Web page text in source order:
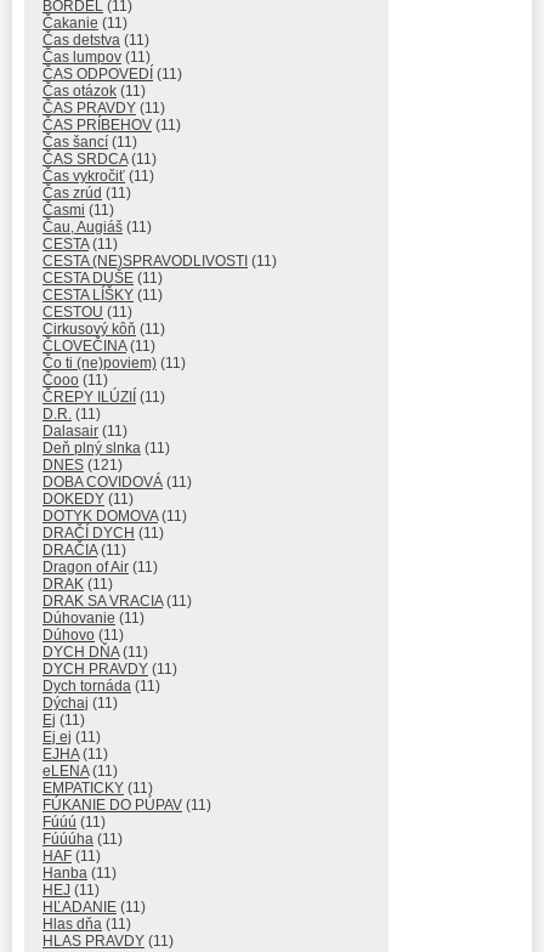
BORDEL (11)
Čakanie (11)
Čas detstva (11)
Čas lumpov (11)
ČAS ODPOVEDÍ (11)
Čas otázok (11)
ČAS PRAVDY (11)
ČAS PRÍBEHOV (11)
Čas šancí (11)
ČAS SRDCA(11)
Čas vykročiť (11)
Čas zrúd (11)
Časmi (11)
Čau, Augiáš (11)
CESTA(11)
CESTA (NE)SPRAVODLIVOSTI (11)
CESTA DUŠE (11)
CESTA LÍŠKY (11)
CESTOU (11)
Cirkusový kôň (11)
ČLOVEČINA(11)
Čo ti (ne)poviem) (11)
Čooo (11)
ČREPY ILÚZIÍ
(11)
D.R. (11)
Dalasair (11)
Deň plný slnka (11)
DNES (121)
DOBA COVIDOVÁ (11)
DOKEDY (11)
DOTYK DOMOVA(11)
DRAČÍ DYCH (11)
DRAČIA(11)
Dragon of Air (11)
DRAK (11)
DRAK SA VRACIA(11)
Dúhovanie (11)
Dúhovo (11)
DYCH DŇA(11)
DYCH PRAVDY (11)
Dych tornáda (11)
Dýchaj (11)
Ej (11)
Ej ej (11)
EJHA(11)
eLENA(11)
EMPATICKY (11)
FÚKANIE DO PÚPAV (11)
Fúúú (11)
Fúúúha (11)
HAF (11)
Hanba (11)
HEJ (11)
HĽADANIE (11)
Hlas dňa (11)
HLAS PRAVDY (11)